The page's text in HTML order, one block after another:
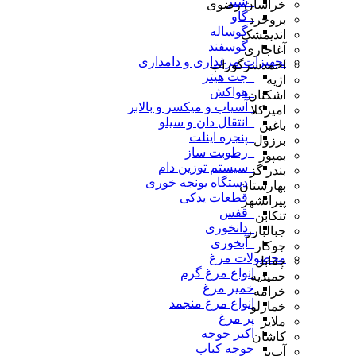
_گاو
_گوساله
_گوسفند
تجهیزات مرغداری و دامداری
_جت هیتر
_هواکش
_آسیاب و میکسر و بالابر
_انتقال دان و سیلو
_پنجره اینلت
_رطوبت ساز
_سیستم توزین دام
_دستگاه یونجه خوری
_قطعات یدکی
_قفس
_دانخوری
_آبخوری
محصولات مرغ
انواع مرغ گرم
خمیر مرغ
انواع مرغ منجمد
پر مرغ
اکبر جوجه
جوجه کباب
خراسان رضوی
بروجرد
اندیمشک
آغاجاری
احمدسرگوراب
اژیه
اشکنان
امیرکلا
باغین
برزول
بمپور
بندر گز
بهارستان
پیرانشهر
تنکابن
جبالبارز
جوکار
چقابل
حمیدیه
خرامه
خمارلو
ملایر
کاشان
آب‌بر